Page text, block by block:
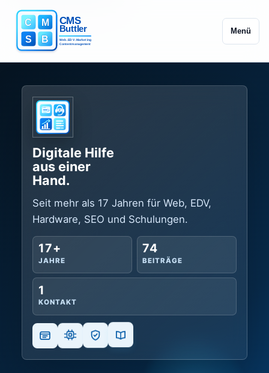
Menü
Digitale Hilfe
aus einer
Hand.
Seit mehr als 17 Jahren für Web, EDV, Hardware,
SEO und Schulungen.
17+
JAHRE BEITRÄGE
1
KONTAKT